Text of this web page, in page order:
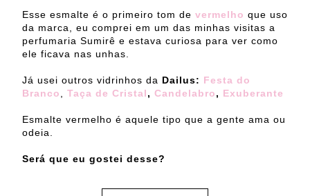
Esse esmalte é o primeiro tom de vermelho que uso
da marca, eu comprei em um das minhas visitas a
perfumaria Sumirê e estava curiosa para ver como
ele ficava nas unhas.
Já usei outros vidrinhos da Dailus: Festa do
Branco, Taça de Cristal, Candelabro, Exuberante
Esmalte vermelho é aquele tipo que a gente ama ou
odeia.
Será que eu gostei desse?